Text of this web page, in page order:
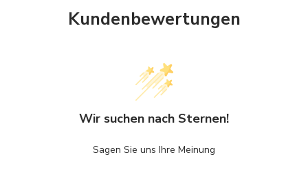
Kundenbewertungen
Wir suchen nach Sternen!
Sagen Sie uns Ihre Meinung